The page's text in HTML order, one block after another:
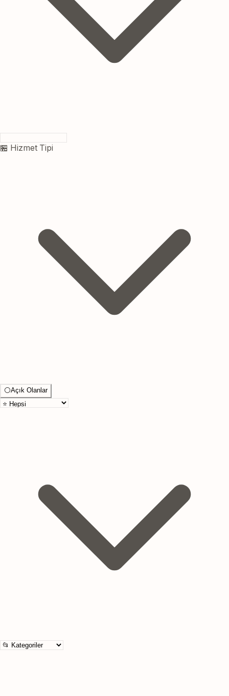
🏪 Hizmet Tipi
⚪Açık Olanlar